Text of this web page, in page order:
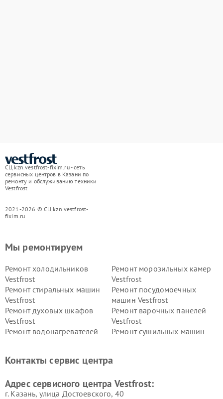
СЦ kzn.vestfrost-fixim.ru - сеть
сервисных центров в Казани по
ремонту и обслуживанию техники
Vestfrost
2021-2026 © СЦ kzn.vestfrost-
fixim.ru
Мы ремонтируем
Ремонт холодильников
Vestfrost
Ремонт морозильных камер
Vestfrost
Ремонт стиральных машин
Vestfrost
Ремонт посудомоечных
машин Vestfrost
Ремонт духовых шкафов
Vestfrost
Ремонт варочных панелей
Vestfrost
Ремонт водонагревателей
Ремонт сушильных машин
Vestfrost
Контакты сервис центра
Адрес сервисного центра Vestfrost:
г. Казань, улица Достоевского, 40